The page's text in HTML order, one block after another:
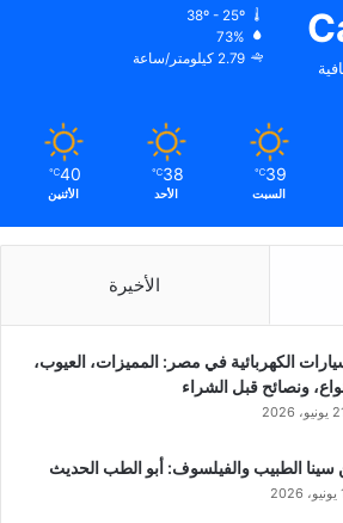
38º - 25º
73%
2.79 كيلومتر/ساعة
39
℃
السبت
38
℃
الأحد
40
℃
الأثنين
الأخيرة
الكهربائية في مصر: المميزات، العيوب،
ونصائح قبل الشراء
2026
سينا الطبيب والفيلسوف: أبو الطب الحديث
2026